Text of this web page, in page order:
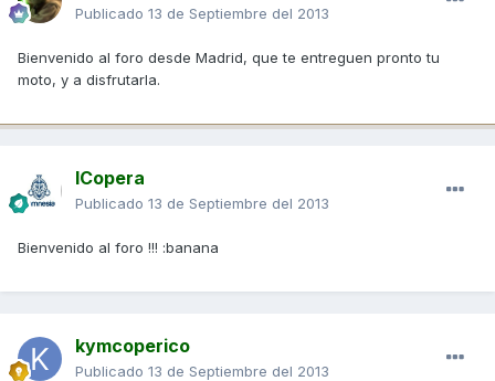
Publicado 13 de Septiembre del 2013
Bienvenido al foro desde Madrid, que te entreguen pronto tu
moto, y a disfrutarla.
ICopera
Publicado 13 de Septiembre del 2013
Bienvenido al foro !!! :banana
kymcoperico
Publicado 13 de Septiembre del 2013